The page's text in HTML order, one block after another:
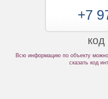
+7
код
Всю информацию по объекту можно
сказать код